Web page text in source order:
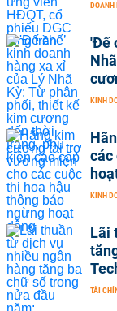
DOANH
'Đế
KINH
các
KINH
Lãi
TÀI